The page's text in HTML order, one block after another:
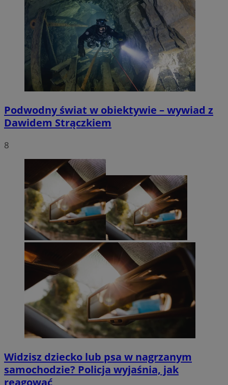
Podwodny świat w obiektywie – wywiad z
Dawidem Strączkiem
8
Widzisz dziecko lub psa w nagrzanym
samochodzie? Policja wyjaśnia, jak
reagować